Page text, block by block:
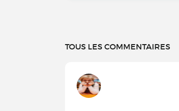
TOUS LES COMMENTAIRES